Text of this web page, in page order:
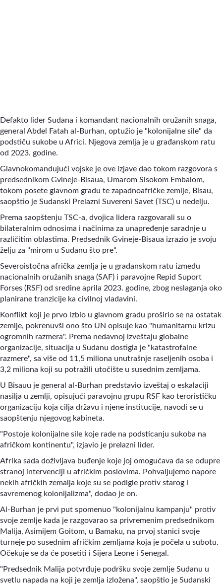
Defakto lider Sudana i komandant nacionalnih oružanih snaga,
general Abdel Fatah al-Burhan, optužio je "kolonijalne sile" da
podstiču sukobe u Africi. Njegova zemlja je u građanskom ratu
od 2023. godine.
Glavnokomandujući vojske je ove izjave dao tokom razgovora s
predsednikom Gvineje-Bisaua, Umarom Sisokom Embalom,
tokom posete glavnom gradu te zapadnoafričke zemlje, Bisau,
saopštio je Sudanski Prelazni Suvereni Savet (TSC) u nedelju.
Prema saopštenju TSC-a, dvojica lidera razgovarali su o
bilateralnim odnosima i načinima za unapređenje saradnje u
različitim oblastima. Predsednik Gvineje-Bisaua izrazio je svoju
želju za "mirom u Sudanu što pre".
Severoistočna afrička zemlja je u građanskom ratu između
nacionalnih oružanih snaga (SAF) i paravojne Repid Suport
Forses (RSF) od sredine aprila 2023. godine, zbog neslaganja oko
planirane tranzicije ka civilnoj vladavini.
Konflikt koji je prvo izbio u glavnom gradu proširio se na ostatak
zemlje, pokrenuvši ono što UN opisuje kao "humanitarnu krizu
ogromnih razmera". Prema nedavnoj izveštaju globalne
organizacije, situacija u Sudanu dostigla je "katastrofalne
razmere", sa više od 11,5 miliona unutrašnje raseljenih osoba i
3,2 miliona koji su potražili utočište u susednim zemljama.
U Bisauu je general al-Burhan predstavio izveštaj o eskalaciji
nasilja u zemlji, opisujući paravojnu grupu RSF kao terorističku
organizaciju koja cilja državu i njene institucije, navodi se u
saopštenju njegovog kabineta.
"Postoje kolonijalne sile koje rade na podsticanju sukoba na
afričkom kontinentu", izjavio je prelazni lider.
Afrika sada doživljava buđenje koje joj omogućava da se odupre
stranoj intervenciji u afričkim poslovima. Pohvaljujemo napore
nekih afričkih zemalja koje su se podigle protiv starog i
savremenog kolonijalizma", dodao je on.
Al-Burhan je prvi put spomenuo "kolonijalnu kampanju" protiv
svoje zemlje kada je razgovarao sa privremenim predsednikom
Malija, Asimijem Goitom, u Bamaku, na prvoj stanici svoje
turneje po susednim afričkim zemljama koja je počela u subotu.
Očekuje se da će posetiti i Sijera Leone i Senegal.
"Predsednik Malija potvrđuje podršku svoje zemlje Sudanu u
svetlu napada na koji je zemlja izložena", saopštio je Sudanski